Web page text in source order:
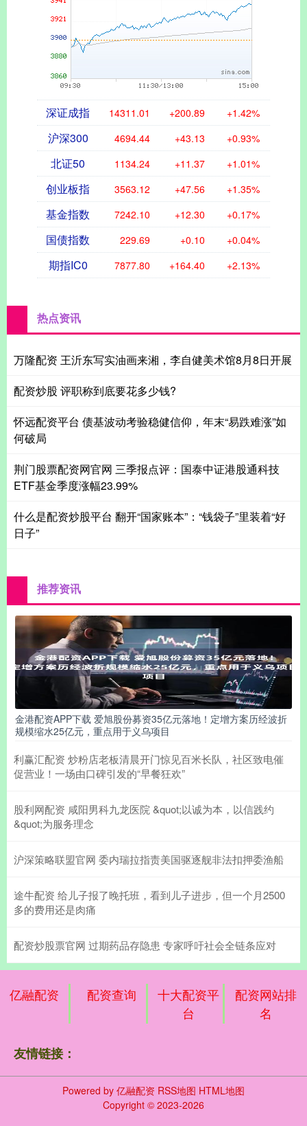
深证成指 14311.01 +200.89 +1.42%
沪深300 4694.44 +43.13 +0.93%
北证50 1134.24 +11.37 +1.01%
创业板指 3563.12 +47.56 +1.35%
基金指数 7242.10 +12.30 +0.17%
国债指数 229.69 +0.10 +0.04%
期指IC0 7877.80 +164.40 +2.13%
热点资讯
万隆配资 王沂东写实油画来湘，李自健美术馆8月8日开展
配资炒股 评职称到底要花多少钱?
怀远配资平台 债基波动考验稳健信仰，年末“易跌难涨”如
何破局
荆门股票配资网官网 三季报点评：国泰中证港股通科技
ETF基金季度涨幅23.99%
什么是配资炒股平台 翻开“国家账本”：“钱袋子”里装着“好
日子”
推荐资讯
金港配资APP下载 爱旭股份募资35亿元落地！定增方案历经波折
规模缩水25亿元，重点用于义乌项目
利赢汇配资 炒粉店老板清晨开门惊见百米长队，社区致电催
促营业！一场由口碑引发的“早餐狂欢”
股利网配资 咸阳男科九龙医院 &quot;以诚为本，以信践约
&quot;为服务理念
沪深策略联盟官网 委内瑞拉指责美国驱逐舰非法扣押委渔船
途牛配资 给儿子报了晚托班，看到儿子进步，但一个月2500
多的费用还是肉痛
配资炒股票官网 过期药品存隐患 专家呼吁社会全链条应对
亿融配资 配资查询
十大配资平
台
配资网站排
名
友情链接：
Powered by 亿融配资 RSS地图 HTML地图
Copyright © 2023-2026